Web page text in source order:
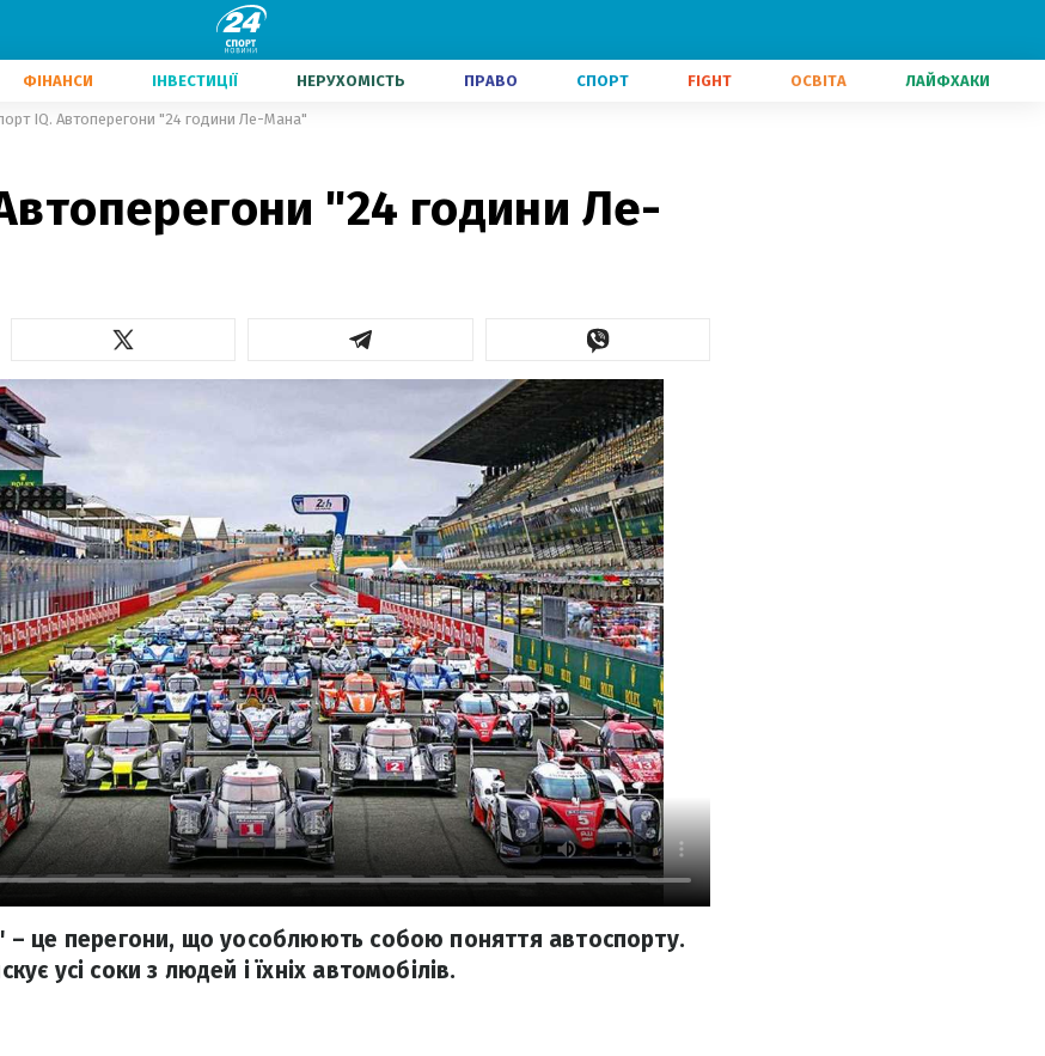
ФІНАНСИ ІНВЕСТИЦІЇ НЕРУХОМІСТЬ ПРАВО СПОРТ FIGHT ОСВІТА ЛАЙФХАКИ
IQ. Автоперегони "24 години Ле-Мана"
"24 години Ле-
– це перегони, що уособлюють собою поняття автоспорту.
усі соки з людей і їхніх автомобілів.